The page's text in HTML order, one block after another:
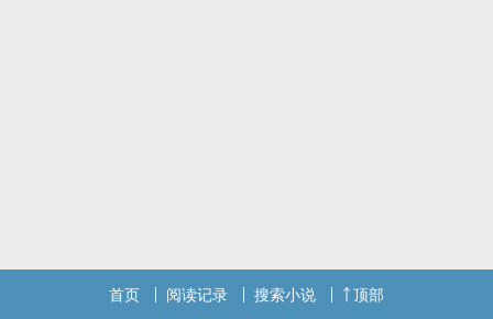
首页 阅读记录 搜索小说 顶部